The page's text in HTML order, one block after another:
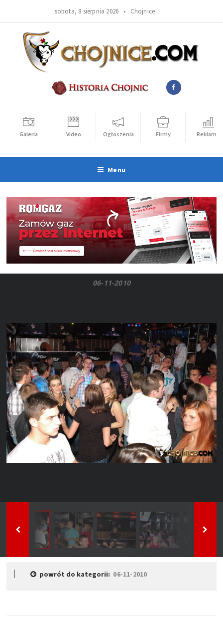
sobota, 8 sierpnia 2026 • Chojnice
Galeria Video Ogłoszenia Firmy Reklama
Menu
06-11-2010
powrót do kategorii: 06-11-2010